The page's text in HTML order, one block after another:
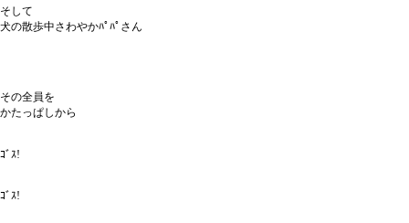
そして
犬の散歩中さわやかﾊﾟﾊﾟさん
その全員を
かたっぱしから
ｺﾞｽ!
ｺﾞｽ!